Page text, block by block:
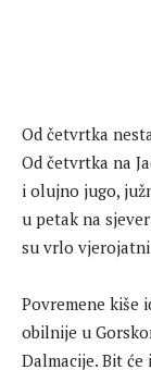
Od četvrtka
Od četvrtka na
i olujno jugo,
u petak na
su vrlo
Povremene kiše
obilnije u
Dalmacije. Bit